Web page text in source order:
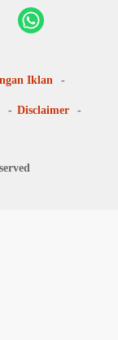
Iklan
Disclaimer